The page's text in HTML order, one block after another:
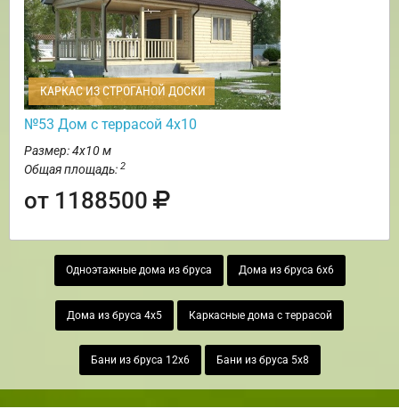
КАРКАС ИЗ СТРОГАНОЙ ДОСКИ
№53 Дом с террасой 4х10
Размер: 4х10 м
Общая площадь: 2
от 1188500
Одноэтажные дома из бруса Дома из бруса 6х6
Дома из бруса 4х5 Каркасные дома с террасой
Бани из бруса 12х6 Бани из бруса 5х8